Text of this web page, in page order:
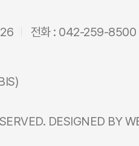
전화 : 042-259-8500
DESIGNED BY